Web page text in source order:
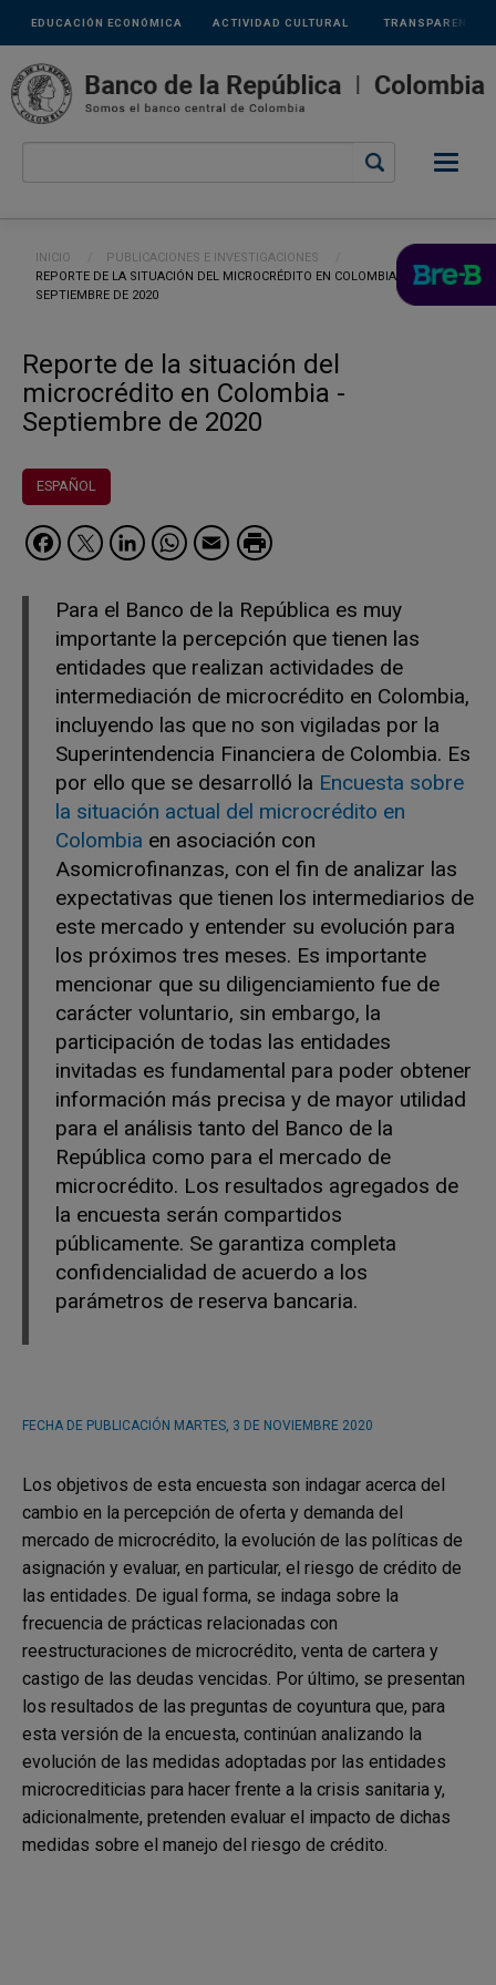
Pasar al contenido principal
Links
secundarios
ACTIVIDAD CULTURAL
EDUCACIÓN ECONÓMICA TRANSPARENCIA
Ruta de navegación
INICIO
PUBLICACIONES E INVESTIGACIONES
CURRENT:
REPORTE DE LA SITUACIÓN DEL MICROCRÉDITO EN COLOMBIA -
SEPTIEMBRE DE 2020
Reporte de la situación del
microcrédito en Colombia -
Septiembre de 2020
ESPAÑOL
Facebook
Twitter
LinkedIn
WhatsApp
Email
Para el Banco de la República es muy
importante la percepción que tienen las
entidades que realizan actividades de
intermediación de microcrédito en Colombia,
incluyendo las que no son vigiladas por la
Superintendencia Financiera de Colombia. Es
por ello que se desarrolló la Encuesta sobre
la situación actual del microcrédito en
Colombia en asociación con
Asomicrofinanzas, con el fin de analizar las
expectativas que tienen los intermediarios de
este mercado y entender su evolución para
los próximos tres meses. Es importante
mencionar que su diligenciamiento fue de
carácter voluntario, sin embargo, la
participación de todas las entidades
invitadas es fundamental para poder obtener
información más precisa y de mayor utilidad
para el análisis tanto del Banco de la
República como para el mercado de
microcrédito. Los resultados agregados de
la encuesta serán compartidos
públicamente. Se garantiza completa
confidencialidad de acuerdo a los
parámetros de reserva bancaria.
FECHA DE PUBLICACIÓN MARTES, 3 DE NOVIEMBRE 2020
Los objetivos de esta encuesta son indagar acerca del
cambio en la percepción de oferta y demanda del
mercado de microcrédito, la evolución de las políticas de
asignación y evaluar, en particular, el riesgo de crédito de
las entidades. De igual forma, se indaga sobre la
frecuencia de prácticas relacionadas con
reestructuraciones de microcrédito, venta de cartera y
castigo de las deudas vencidas. Por último, se presentan
los resultados de las preguntas de coyuntura que, para
esta versión de la encuesta, continúan analizando la
evolución de las medidas adoptadas por las entidades
microcrediticias para hacer frente a la crisis sanitaria y,
adicionalmente, pretenden evaluar el impacto de dichas
medidas sobre el manejo del riesgo de crédito.